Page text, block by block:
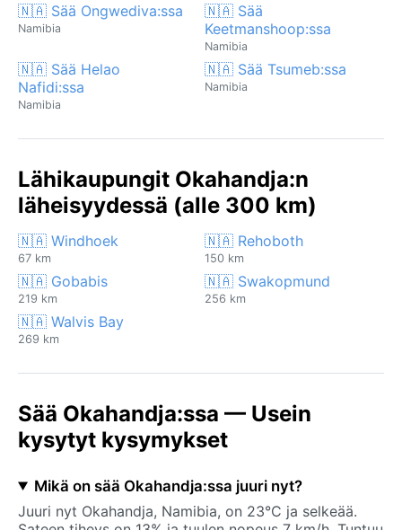
🇳🇦 Sää Ongwediva:ssa
Namibia
🇳🇦 Sää
Keetmanshoop:ssa
Namibia
🇳🇦 Sää Helao
Nafidi:ssa
Namibia
🇳🇦 Sää Tsumeb:ssa
Namibia
Lähikaupungit Okahandja:n
läheisyydessä (alle 300 km)
🇳🇦 Windhoek
67 km
🇳🇦 Rehoboth
150 km
🇳🇦 Gobabis
219 km
🇳🇦 Swakopmund
256 km
🇳🇦 Walvis Bay
269 km
Sää Okahandja:ssa — Usein
kysytyt kysymykset
Mikä on sää Okahandja:ssa juuri nyt?
Juuri nyt Okahandja, Namibia, on 23°C ja selkeää.